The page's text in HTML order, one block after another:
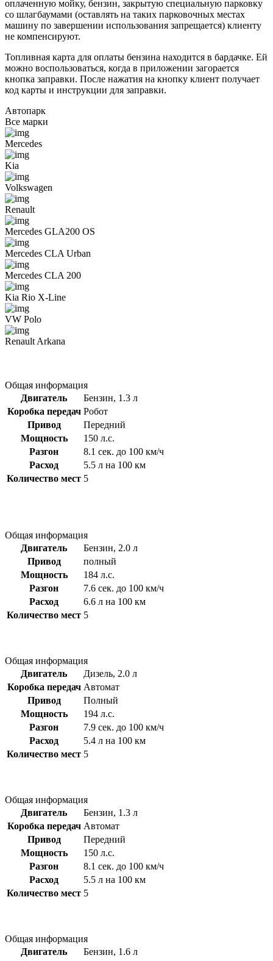
оплаченную мойку, бензин, закрытую специальную парковку
со шлагбаумами (оставлять на таких парковочных местах
машину по завершении использования запрещается) клиенту
не компенсируют.
Топливная карта для оплаты бензина находится в бардачке. Ей
можно воспользоваться, когда в приложении загорается
кнопка заправки. После нажатия на кнопку клиент получает
код карты и инструкции для заправки.
Автопарк
Все марки
Mercedes
Kia
Volkswagen
Renault
Mercedes GLA200 OS
Mercedes CLA Urban
Mercedes CLA 200
Kia Rio X-Line
VW Polo
Renault Arkana
Общая информация
Двигатель
Бензин, 1.3 л
Коробка передач Робот
Привод
Передний
Мощность
150 л.с.
Разгон
8.1 сек. до 100 км/ч
Расход
5.5 л на 100 км
Количество мест 5
Общая информация
Двигатель
Бензин, 2.0 л
Привод
полный
Мощность
184 л.с.
Разгон
7.6 сек. до 100 км/ч
Расход
6.6 л на 100 км
Количество мест 5
Общая информация
Двигатель
Дизель, 2.0 л
Коробка передач Автомат
Привод
Полный
Мощность
194 л.с.
Разгон
7.9 сек. до 100 км/ч
Расход
5.4 л на 100 км
Количество мест 5
Общая информация
Двигатель
Бензин, 1.3 л
Коробка передач Автомат
Привод
Передний
Мощность
150 л.с.
Разгон
8.1 сек. до 100 км/ч
Расход
5.5 л на 100 км
Количество мест 5
Общая информация
Двигатель
Бензин, 1.6 л